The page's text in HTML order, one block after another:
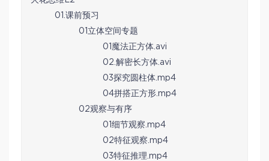
01.课前预习
01立体空间专题
01魔法正方体.avi
02.解密长方体.avi
03探究圆柱体.mp4
04拼搭正方形.mp4
02观察与有序
01细节观察.mp4
02特征观察.mp4
03特征推理.mp4